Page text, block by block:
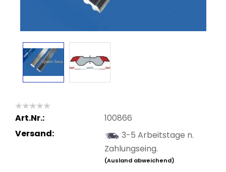
Art.Nr.:
100866
Versand:
3-5 Arbeitstage n.
Zahlungseing.
(Ausland abweichend)